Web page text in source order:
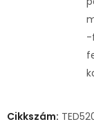
-
Cikkszám: